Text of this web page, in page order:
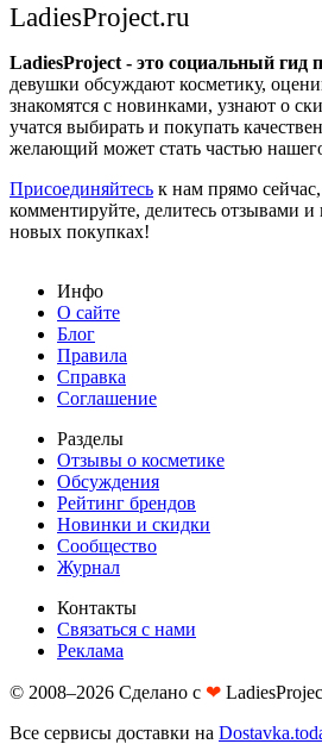
LadiesProject.ru
LadiesProject - это социальный гид
девушки обсуждают косметику,
знакомятся с новинками, узнают о
учатся выбирать и покупать
желающий может стать частью
Присоединяйтесь к нам прямо
комментируйте, делитесь отзывами и
новых покупках!
Инфо
О сайте
Блог
Правила
Справка
Соглашение
Разделы
Отзывы о косметике
Обсуждения
Рейтинг брендов
Новинки и скидки
Сообщество
Журнал
Контакты
Связаться с нами
Реклама
© 2008–2026 Сделано с ❤︎
Все сервисы доставки на